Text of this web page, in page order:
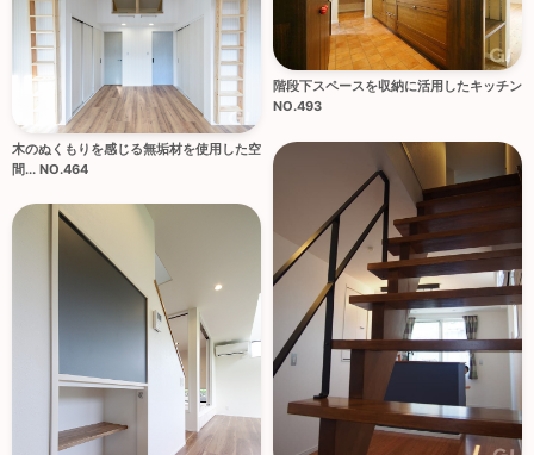
階段下スペースを収納に活用したキッチン
NO.493
木のぬくもりを感じる無垢材を使用した空
間... NO.464